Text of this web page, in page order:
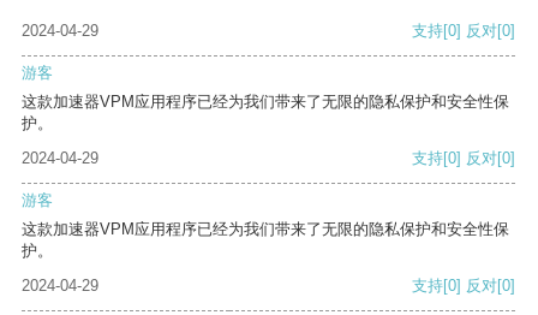
2024-04-29 支持[0] 反对[0]
游客
这款加速器VPM应用程序已经为我们带来了无限的隐私保护和安全性保
护。
2024-04-29
支持[0] 反对[0]
游客
这款加速器VPM应用程序已经为我们带来了无限的隐私保护和安全性保
护。
2024-04-29
支持[0] 反对[0]